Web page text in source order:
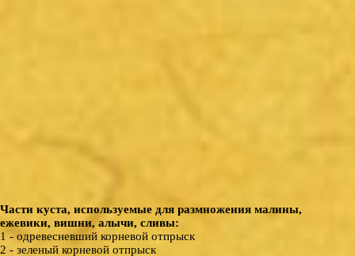
Части куста, используемые для размножения малины,
ежевики, вишни, алычи, сливы:
1 - одревесневший корневой отпрыск
2 - зеленый корневой отпрыск